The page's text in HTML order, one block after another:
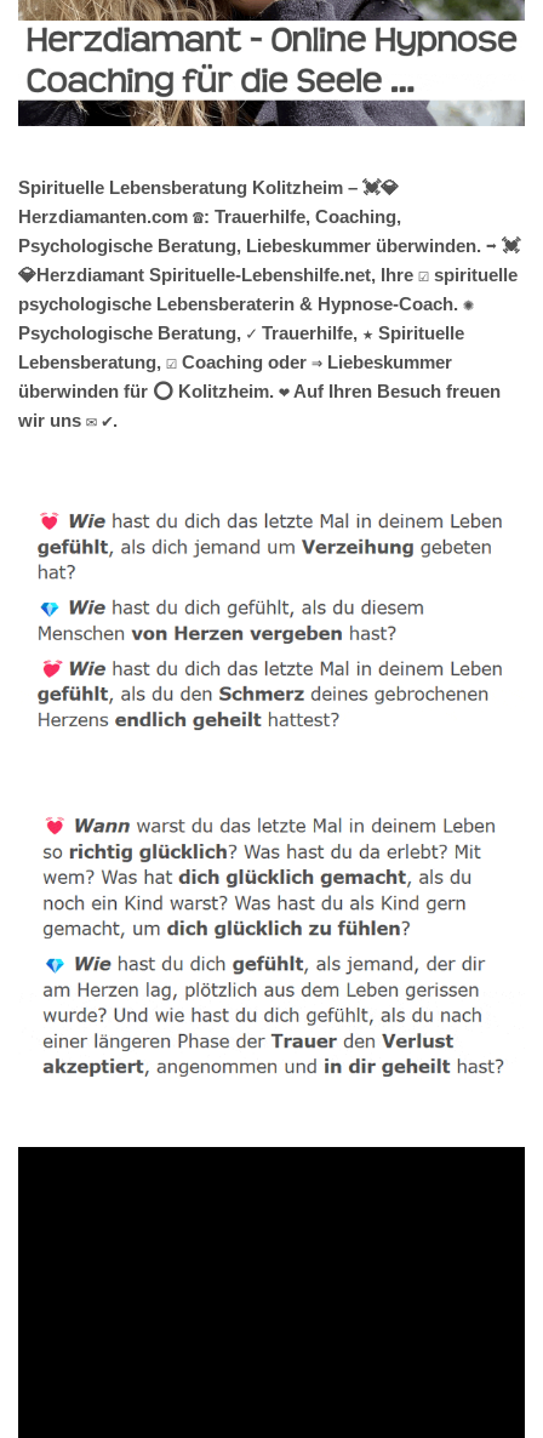
Spirituelle Lebensberatung Kolitzheim – 💓️💎
Herzdiamanten.com ☎️: Trauerhilfe, Coaching,
Psychologische Beratung, Liebeskummer überwinden. ➡️ 💓️
💎Herzdiamant Spirituelle-Lebenshilfe.net, Ihre ☑️ spirituelle
psychologische Lebensberaterin & Hypnose-Coach. ✺
Psychologische Beratung, ✓ Trauerhilfe, ★ Spirituelle
Lebensberatung, ☑️ Coaching oder ⇒ Liebeskummer
überwinden für ⭕ Kolitzheim. ❤ Auf Ihren Besuch freuen
wir uns ✉ ✔.